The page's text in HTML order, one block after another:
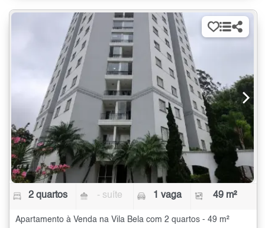
2 quartos - suíte 1 vaga 49 m²
Apartamento à Venda na Vila Bela com 2 quartos - 49 m²